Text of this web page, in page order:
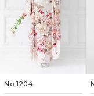
No.1204